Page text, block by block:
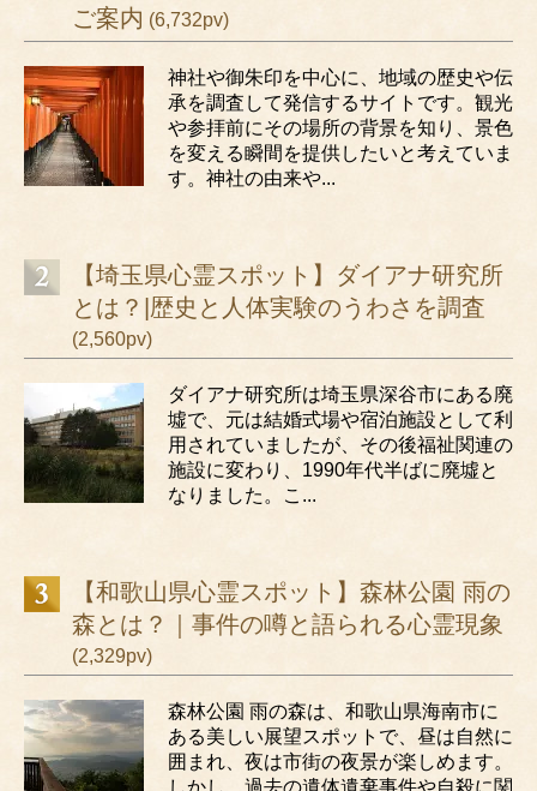
ご案内 (6,732pv)
神社や御朱印を中心に、地域の歴史や伝
承を調査して発信するサイトです。観光
や参拝前にその場所の背景を知り、景色
を変える瞬間を提供したいと考えていま
す。神社の由来や...
【埼玉県心霊スポット】ダイアナ研究所
とは？|歴史と人体実験のうわさを調査
(2,560pv)
ダイアナ研究所は埼玉県深谷市にある廃
墟で、元は結婚式場や宿泊施設として利
用されていましたが、その後福祉関連の
施設に変わり、1990年代半ばに廃墟と
なりました。こ...
【和歌山県心霊スポット】森林公園 雨の
森とは？｜事件の噂と語られる心霊現象
(2,329pv)
森林公園 雨の森は、和歌山県海南市に
ある美しい展望スポットで、昼は自然に
囲まれ、夜は市街の夜景が楽しめます。
しかし、過去の遺体遺棄事件や自殺に関